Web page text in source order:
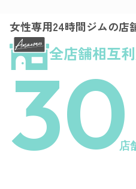
全店舗相互
女性専用24時間ジムの店
30
店